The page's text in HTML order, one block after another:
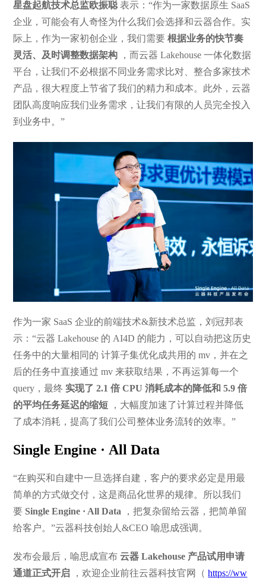
星盘起航技术总监欧振聪表示：“作为一家数据原生 SaaS
企业，可能会有人奇怪为什么我们会选择和云器合作。实
际上，作为一家初创企业，我们需要根据业务的快节奏
灵活、及时调整数据架构 ，而云器 Lakehouse 一体化数据
平台，让我们不必根据不同业务需求比对、整合多家技术
产品，很大程度上节省了我们的精力和成本。此外，云器
团队高度响应我们业务需求，让我们有限的人员完全投入
到业务中。”
作为一家 SaaS 企业的前端技术&新技术总监，刘冠邦表
示：“云器 Lakehouse 的 AI4D 的能力，可以自动把这历史
任务中的大量相同的 计算子集优化成共用的 mv，并在之
后的任务中直接通过 mv 来获取结果，不再运算每一个
query，最终 实现了 2.1 倍 CPU 消耗成本的降低和 5.9 倍
的平均任务延迟的缩短 ，大幅度加速了计算过程并降低
了成本消耗，提高了我们公司整体业务流转的效率。”
Single Engine · All Data
“在购买和自建中一旦选择自建，客户的要求必定是用最
简单的方式做交付，这是商品化世界的规律。所以我们
要 Single Engine · All Data ，把复杂留给云器，把简单留
给客户。”云器科技创始人&CEO 喻思成强调。
发布会最后，喻思成宣布云器 Lakehouse 产品试用申请
通道正式开启 ，欢迎企业前往云器科技官网（https://ww